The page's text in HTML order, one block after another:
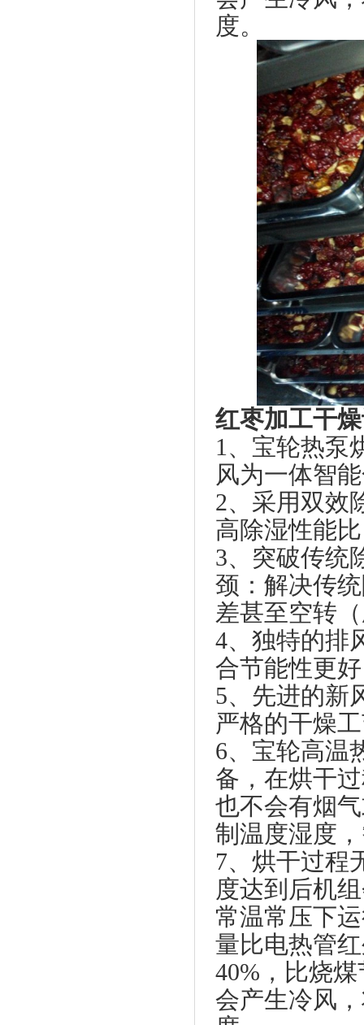
度。
红枣加工干
1、 宝轮热泵
风为一体智
2、采用双效
高除湿性能
3、突破传统
颈：解决传
差甚至空转
4、独特的排
合节能性更
5、先进的新
严格的干燥
6、宝轮高温
备，在烘干
也不会有烟
制温度湿度
7、烘干过程
度达到后机
常温常压下
量比电热管
40%，比烧
会产生冷风